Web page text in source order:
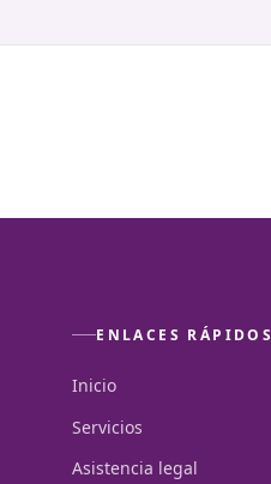
ENLACES RÁPIDOS
Inicio
Servicios
Asistencia legal